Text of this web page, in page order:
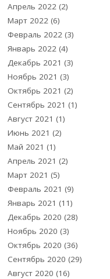
Апрель 2022 (2)
Март 2022 (6)
Февраль 2022 (3)
Январь 2022 (4)
Декабрь 2021 (3)
Ноябрь 2021 (3)
Октябрь 2021 (2)
Сентябрь 2021 (1)
Август 2021 (1)
Июнь 2021 (2)
Май 2021 (1)
Апрель 2021 (2)
Март 2021 (5)
Февраль 2021 (9)
Январь 2021 (11)
Декабрь 2020 (28)
Ноябрь 2020 (3)
Октябрь 2020 (36)
Сентябрь 2020 (29)
Август 2020 (16)